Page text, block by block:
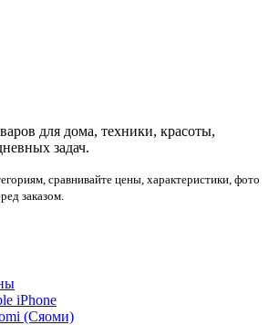
для дома, техники, красоты,
задач.
сравнивайте цены, характеристики, фото
заказом.
iPhone
(Сяоми)